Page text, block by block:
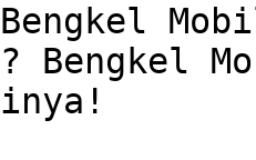
Bengkel